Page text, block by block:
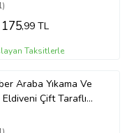
175,99 TL
Taksitlerle
Araba Yıkama Ve
Çift Taraflı